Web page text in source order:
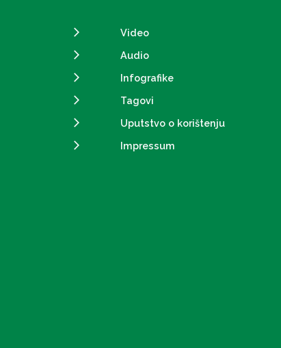
Video
Audio
Infografike
Tagovi
Uputstvo o korištenju
Impressum